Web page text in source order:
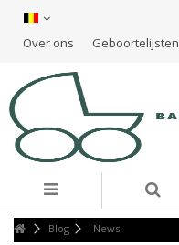
Over ons Geboortelijsten
Blog News